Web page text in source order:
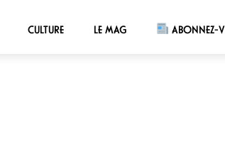
CULTURE LE MAG ABONNEZ-